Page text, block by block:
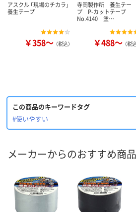
アスクル 「現場のチカラ」
養生テープ
￥358～ （税込）
寺岡製作所 養生テー
プ P-カットテープ
No.4140 塗…
￥488～ （税
この商品のキーワードタグ
#使いやすい
メーカーからのおすすめ商品